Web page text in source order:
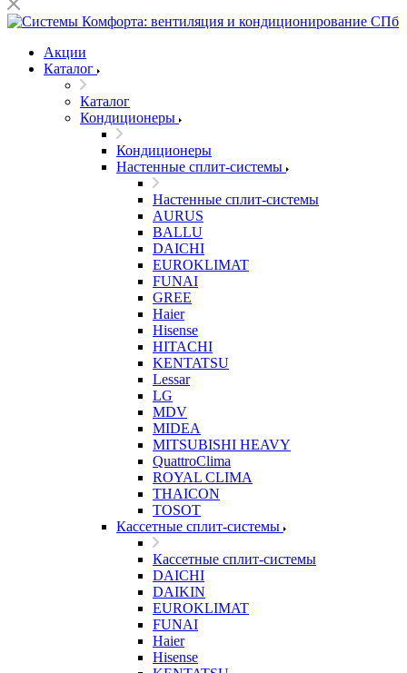
Акции
Каталог
Каталог
Кондиционеры
Кондиционеры
Настенные сплит-системы
Настенные сплит-системы
AURUS
BALLU
DAICHI
EUROKLIMAT
FUNAI
GREE
Haier
Hisense
HITACHI
KENTATSU
Lessar
LG
MDV
MIDEA
MITSUBISHI HEAVY
QuattroClima
ROYAL CLIMA
THAICON
TOSOT
Кассетные сплит-системы
Кассетные сплит-системы
DAICHI
DAIKIN
EUROKLIMAT
FUNAI
Haier
Hisense